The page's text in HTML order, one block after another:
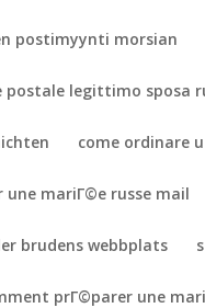
postimyynti morsian
postale legittimo sposa
come ordinare
mariГ©e russe mail
brudens webbplats
prГ©parer une